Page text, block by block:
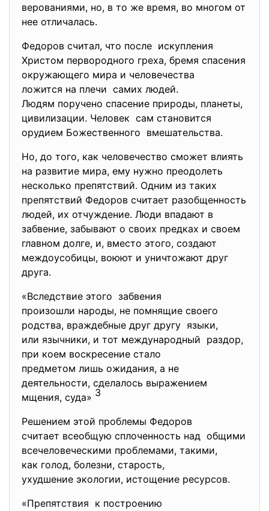
верованиями, но, в то же время, во многом от
нее отличалась.
Федоров считал, что после искупления
Христом первородного греха, бремя спасения
окружающего мира и человечества
ложится на плечи самих людей.
Людям поручено спасение природы, планеты,
цивилизации. Человек сам становится
орудием Божественного вмешательства.
Но, до того, как человечество сможет влиять
на развитие мира, ему нужно преодолеть
несколько препятствий. Одним из таких
препятствий Федоров считает разобщенность
людей, их отчуждение. Люди впадают в
забвение, забывают о своих предках и своем
главном долге, и, вместо этого, создают
междоусобицы, воюют и уничтожают друг
друга.
«Вследствие этого забвения
произошли народы, не помнящие своего
родства, враждебные друг другу языки,
или язычники, и тот международный раздор,
при коем воскресение стало
предметом лишь ожидания, а не
деятельности, сделалось выражением
мщения, суда» 3
Решением этой проблемы Федоров
считает всеобщую сплоченность над общими
всечеловеческими проблемами, такими,
как голод, болезни, старость,
ухудшение экологии, истощение ресурсов.
«Препятствия к построению